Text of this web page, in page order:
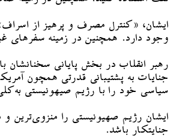
ایشان، «کنترل مصرف و پرهیز از
وجود دارد. همچنین در زمینه سفرهای
رهبر انقلاب در بخش پایانی سخنانشان
جنایات به پشتیبانی قدرتی همچون
سیاسی خود را با رژیم صیهونیستی
ایشان رژیم صهیونیستی را منزوی‌ترین
جنایتکار باشد.